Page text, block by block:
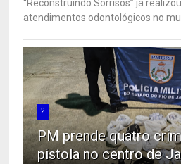
“Reconstruindo Sorrisos” já
atendimentos odontológicos no
2
PM prende quatro
pistola no centro de